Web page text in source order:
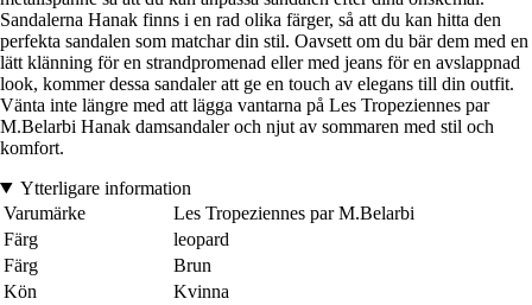
Sandalerna Hanak finns i en rad olika färger, så att du kan hitta den
perfekta sandalen som matchar din stil. Oavsett om du bär dem med en
lätt klänning för en strandpromenad eller med jeans för en avslappnad
look, kommer dessa sandaler att ge en touch av elegans till din outfit.
Vänta inte längre med att lägga vantarna på Les Tropeziennes par
M.Belarbi Hanak damsandaler och njut av sommaren med stil och
komfort.
Ytterligare information
Varumärke
Les Tropeziennes par M.Belarbi
Färg
leopard
Färg
Brun
Kön
Kvinna